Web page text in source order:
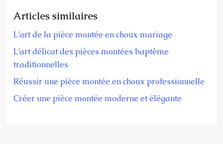
Articles similaires
L’art de la pièce montée en choux mariage
L’art délicat des pièces montées baptême
traditionnelles
Réussir une pièce montée en choux professionnelle
Créer une pièce montée moderne et élégante